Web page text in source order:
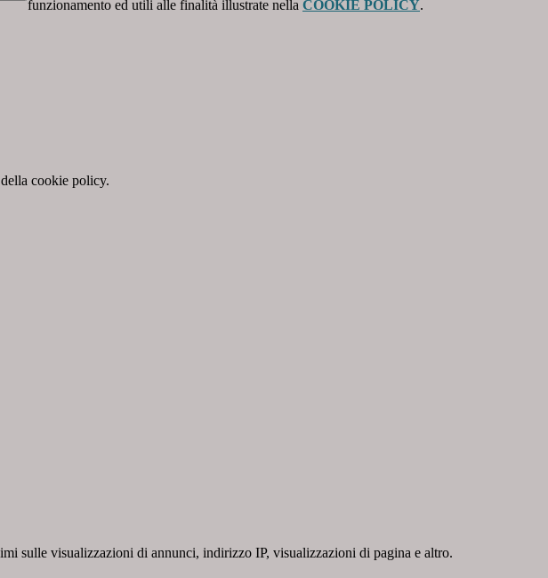
funzionamento ed utili alle finalità illustrate nella COOKIE POLICY.
cookie policy.
sulle visualizzazioni di annunci, indirizzo IP, visualizzazioni di pagina e altro.